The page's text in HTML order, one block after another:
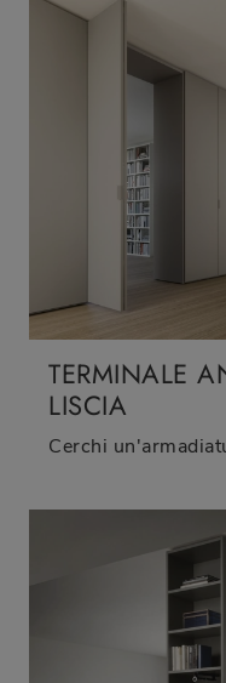
TERMINALE
LISCIA